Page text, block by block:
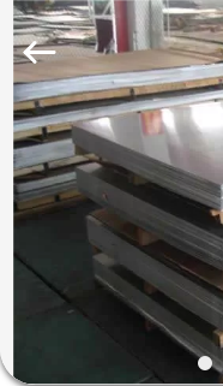
EN
CASA
PRODUCTOS
LOS
VÍDEOS
2026
WUXI
HONGJINMILAI
STEEL
CO.,LTD.
Rights
Reserved.